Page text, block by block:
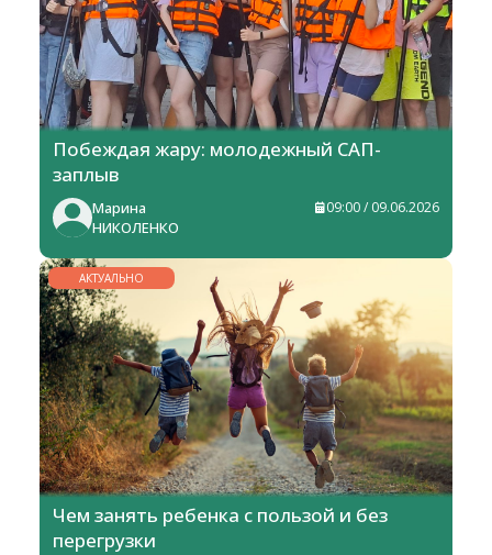
Побеждая жару: молодежный САП-
заплыв
Марина
НИКОЛЕНКО
09:00 / 09.06.2026
АКТУАЛЬНО
Чем занять ребенка с пользой и без
перегрузки